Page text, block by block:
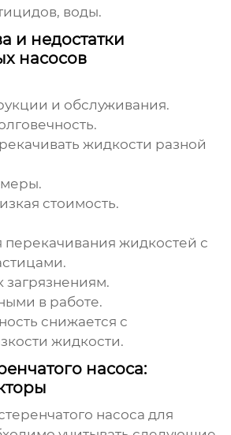
воды.
и недостатки
насосов
и обслуживания.
жидкости разной
стоимость.
перекачивания жидкостей с
загрязнениям.
в работе.
снижается с
жидкости.
насоса:
насоса для